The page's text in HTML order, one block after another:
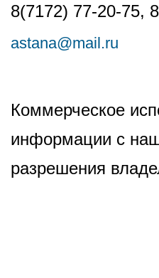
8(7172) 77-20-75,
astana@mail.ru
Коммерческое
информации с
разрешения